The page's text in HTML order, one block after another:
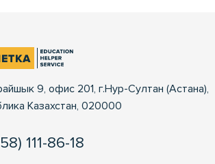
9, офис 201, г.Нур-Султан (Астана),
Казахстан, 020000
111-86-18